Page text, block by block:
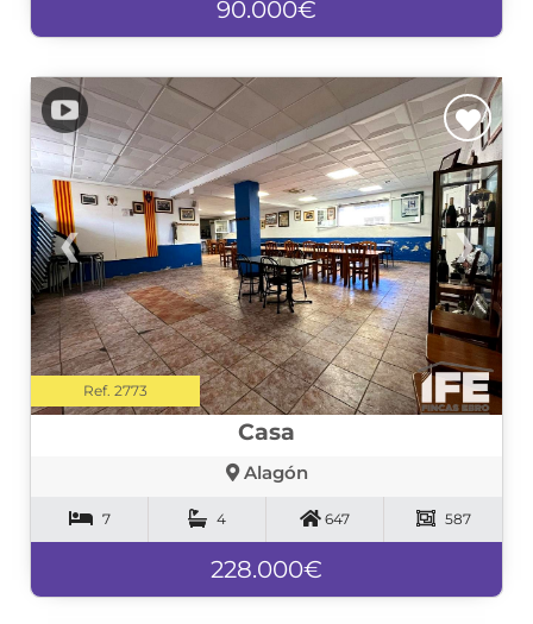
90.000€
❮ ❯
Ref. 2773
Casa
Alagón
7 4 647 587
228.000€